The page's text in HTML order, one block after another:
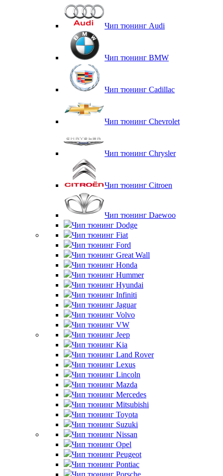
Чип тюнинг Audi
Чип тюнинг BMW
Чип тюнинг Cadillac
Чип тюнинг Chevrolet
Чип тюнинг Chrysler
Чип тюнинг Citroen
Чип тюнинг Daewoo
Чип тюнинг Dodge
Чип тюнинг Fiat
Чип тюнинг Ford
Чип тюнинг Great Wall
Чип тюнинг Honda
Чип тюнинг Hummer
Чип тюнинг Hyundai
Чип тюнинг Infiniti
Чип тюнинг Jaguar
Чип тюнинг Volvo
Чип тюнинг VW
Чип тюнинг Jeep
Чип тюнинг Kia
Чип тюнинг Land Rover
Чип тюнинг Lexus
Чип тюнинг Lincoln
Чип тюнинг Mazda
Чип тюнинг Mercedes
Чип тюнинг Mitsubishi
Чип тюнинг Toyota
Чип тюнинг Suzuki
Чип тюнинг Nissan
Чип тюнинг Opel
Чип тюнинг Peugeot
Чип тюнинг Pontiac
Чип тюнинг Porsche